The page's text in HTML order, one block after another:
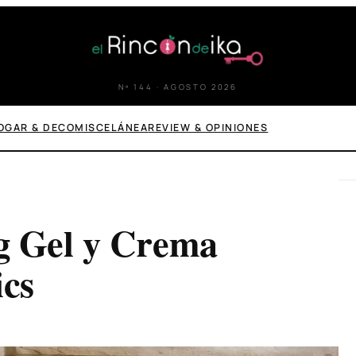
Nº 144 · AGOSTO 2026
& DECOMISCELÁNEAREVIEW & OPINIONES
Gel y Crema